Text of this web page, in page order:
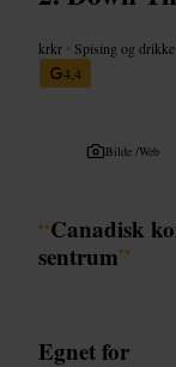
krkr • Spising og drikke
4,4
Bilde /Web
“Canadisk
sentrum”
Egnet for